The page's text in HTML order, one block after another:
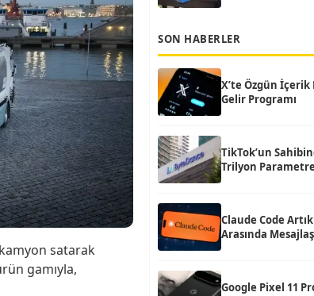
satarak
gamıyla,
SON HABERLER
X’te Özgün
Gelir Programı
TikTok’un
Trilyon
Claude Code
Arasında
Google Pixel 11